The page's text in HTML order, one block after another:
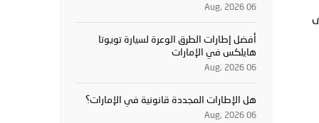
06 Aug, 2026
أفضل إطارات الطرق الوعرة لسيارة تويوتا
هايلكس في الإمارات
06 Aug, 2026
هل الإطارات المجددة قانونية في الإمارات؟
06 Aug, 2026